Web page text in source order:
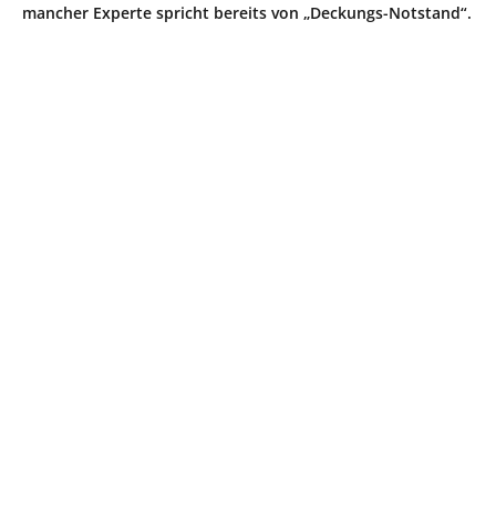
mancher Experte spricht bereits von „Deckungs-Notstand“.